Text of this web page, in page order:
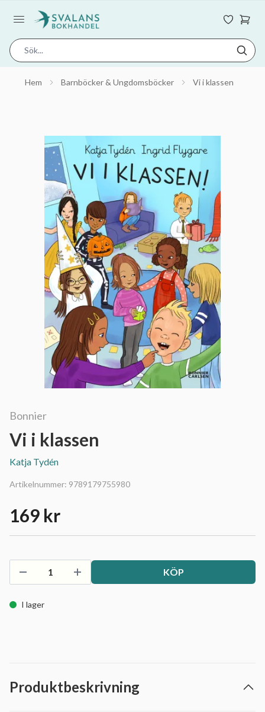
Hem Barnböcker & Ungdomsböcker Vi i klassen
Bonnier
Vi i klassen
Katja Tydén
Artikelnummer: 9789179755980
169 kr
KÖP
I lager
Produktbeskrivning